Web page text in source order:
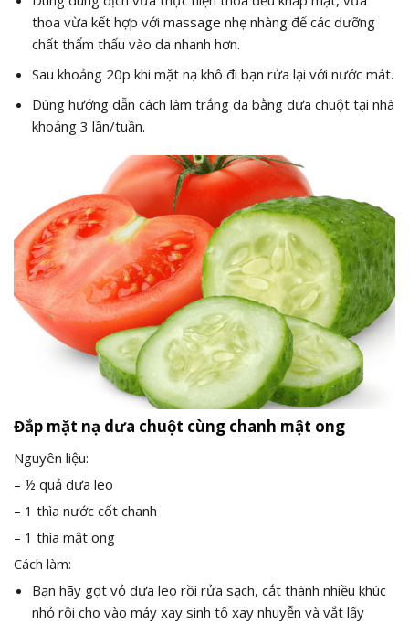
thoa vừa kết hợp với massage nhẹ nhàng để các dưỡng
chất thẩm thấu vào da nhanh hơn.
Sau khoảng 20p khi mặt nạ khô đi bạn rửa lại với nước mát.
Dùng hướng dẫn cách làm trắng da bằng dưa chuột tại nhà
khoảng 3 lần/tuần.
Đắp mặt nạ dưa chuột cùng chanh mật ong
Nguyên liệu:
– ½ quả dưa leo
– 1 thìa nước cốt chanh
– 1 thìa mật ong
Cách làm:
Bạn hãy gọt vỏ dưa leo rồi rửa sạch, cắt thành nhiều khúc
nhỏ rồi cho vào máy xay sinh tố xay nhuyễn và vắt lấy